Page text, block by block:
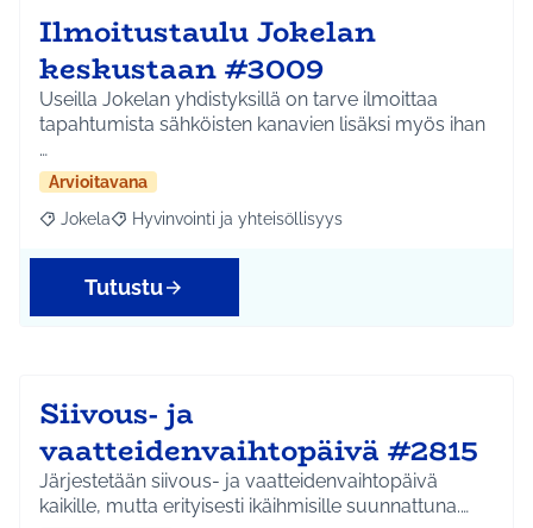
Ilmoitustaulu Jokelan
keskustaan #3009
Useilla Jokelan yhdistyksillä on tarve ilmoittaa
tapahtumista sähköisten kanavien lisäksi myös ihan
…
Arvioitavana
Rajaa tulokset aihepiirin mukaan: Jokela
Jokela Rajaa tulokset teeman mukaan: Hyvinvointi ja
Hyvinvointi ja yhteisöllisyys
Tutustu
Siivous- ja
vaatteidenvaihtopäivä #2815
Järjestetään siivous- ja vaatteidenvaihtopäivä
kaikille, mutta erityisesti ikäihmisille suunnattuna.…